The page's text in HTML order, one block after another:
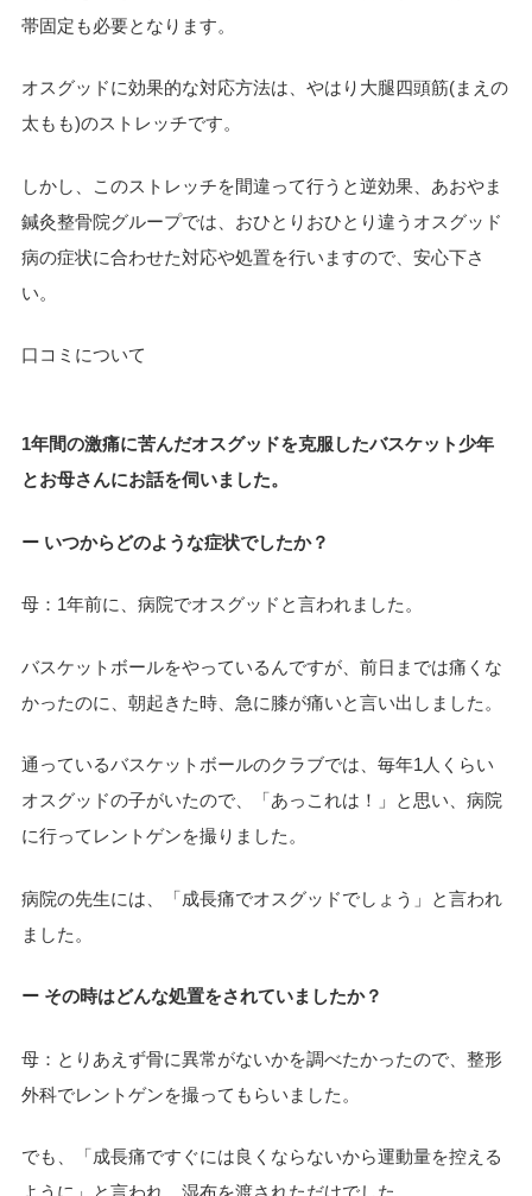
帯固定も必要となります。
オスグッドに効果的な対応方法は、やはり大腿四頭筋(まえの
太もも)のストレッチです。
しかし、このストレッチを間違って行うと逆効果、あおやま
鍼灸整骨院グループでは、おひとりおひとり違うオスグッド
病の症状に合わせた対応や処置を行いますので、安心下さ
い。
口コミについて
1年間の激痛に苦んだオスグッドを克服したバスケット少年
とお母さんにお話を伺いました。
ー いつからどのような症状でしたか？
母：1年前に、病院でオスグッドと言われました。
バスケットボールをやっているんですが、前日までは痛くな
かったのに、朝起きた時、急に膝が痛いと言い出しました。
通っているバスケットボールのクラブでは、毎年1人くらい
オスグッドの子がいたので、「あっこれは！」と思い、病院
に行ってレントゲンを撮りました。
病院の先生には、「成長痛でオスグッドでしょう」と言われ
ました。
ー その時はどんな処置をされていましたか？
母：とりあえず骨に異常がないかを調べたかったので、整形
外科でレントゲンを撮ってもらいました。
でも、「成長痛ですぐには良くならないから運動量を控える